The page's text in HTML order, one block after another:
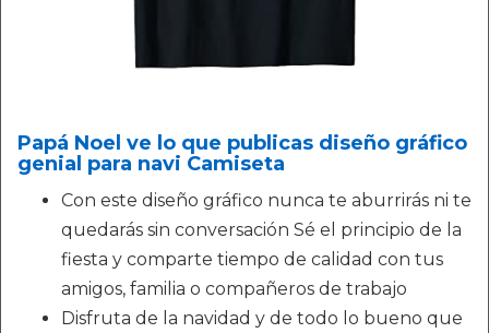
Papá Noel ve lo que publicas diseño gráfico
genial para navi Camiseta
Con este diseño gráfico nunca te aburrirás ni te
quedarás sin conversación Sé el principio de la
fiesta y comparte tiempo de calidad con tus
amigos, familia o compañeros de trabajo
Disfruta de la navidad y de todo lo bueno que